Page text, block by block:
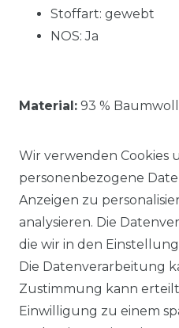
Stoffart: gewebt
NOS: Ja
Material: 93 %
Impressum
Wir verwenden Cookies
personenbezogene
Anzeigen zu
analysieren. Die
die wir in den
Die Datenverarbeitung
Zustimmung kann
Einwilligung zu einem